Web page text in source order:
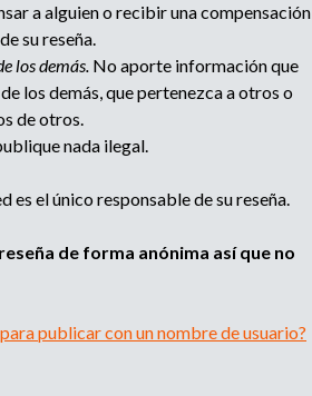
a alguien o recibir una compensación
su reseña.
los demás. No aporte información que
los demás, que pertenezca a otros o
de otros.
nada ilegal.
es el único responsable de su reseña.
de forma anónima así que no
publicar con un nombre de usuario?